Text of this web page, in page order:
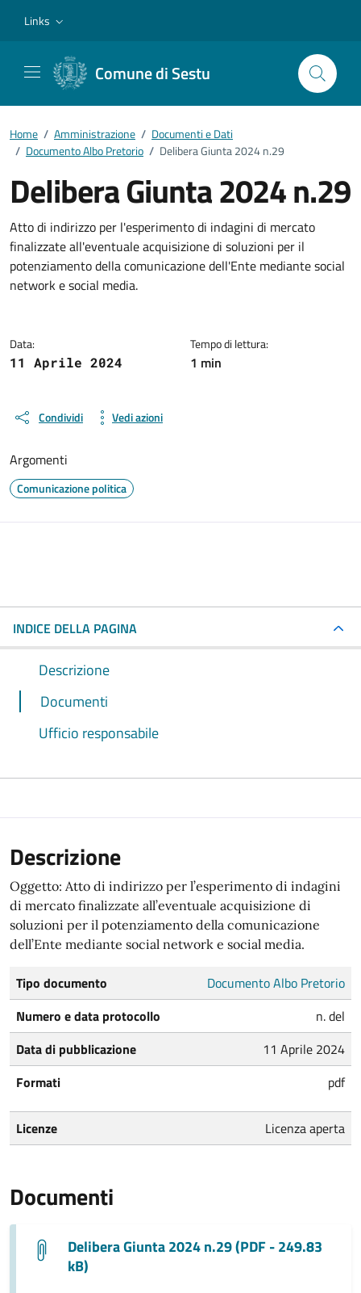
Links
Comune di Sestu
Home / Amministrazione / Documenti e Dati
/ Documento Albo Pretorio / Delibera Giunta 2024 n.29
Delibera Giunta 2024 n.29
Dettagli del documento
Atto di indirizzo per l'esperimento di indagini di mercato
finalizzate all'eventuale acquisizione di soluzioni per il
potenziamento della comunicazione dell'Ente mediante social
network e social media.
Data:
11 Aprile 2024
Tempo di lettura:
1 min
Condividi Vedi azioni
Argomenti
Comunicazione politica
INDICE DELLA PAGINA
Descrizione
Documenti
Ufficio responsabile
Descrizione
Oggetto: Atto di indirizzo per l’esperimento di indagini
di mercato finalizzate all’eventuale acquisizione di
soluzioni per il potenziamento della comunicazione
dell’Ente mediante social network e social media.
Tipo documento
Documento Albo Pretorio
Numero e data protocollo
n. del
Data di pubblicazione
11 Aprile 2024
Formati
pdf
Licenze Licenza aperta
Documenti
Delibera Giunta 2024 n.29 (PDF - 249.83
kB)